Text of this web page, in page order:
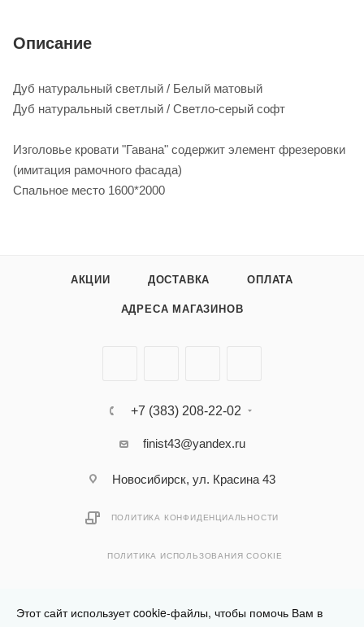
Описание
Дуб натуральный светлый / Белый матовый
Дуб натуральный светлый / Светло-серый софт
Изголовье кровати "Гавана" содержит элемент фрезеровки
(имитация рамочного фасада)
Спальное место 1600*2000
АКЦИИ ДОСТАВКА ОПЛАТА
АДРЕСА МАГАЗИНОВ
+7 (383) 208-22-02
finist43@yandex.ru
Новосибирск, ул. Красина 43
ПОЛИТИКА КОНФИДЕНЦИАЛЬНОСТИ
ПОЛИТИКА ИСПОЛЬЗОВАНИЯ COOKIE
Этот сайт использует cookie-файлы, чтобы помочь Вам в